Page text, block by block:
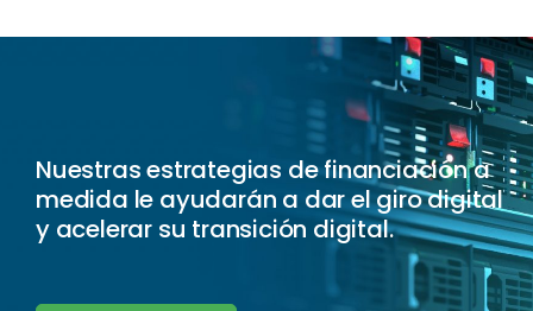
Nuestras estrategias de financiación a
medida le ayudarán a dar el giro digital
y acelerar su transición digital.